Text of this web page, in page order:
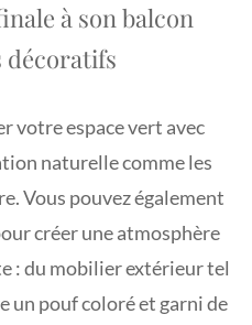
à son balcon
décoratifs
votre espace vert avec
naturelle comme les
Vous pouvez également
créer une atmosphère
: du mobilier extérieur tel
un pouf coloré et garni de